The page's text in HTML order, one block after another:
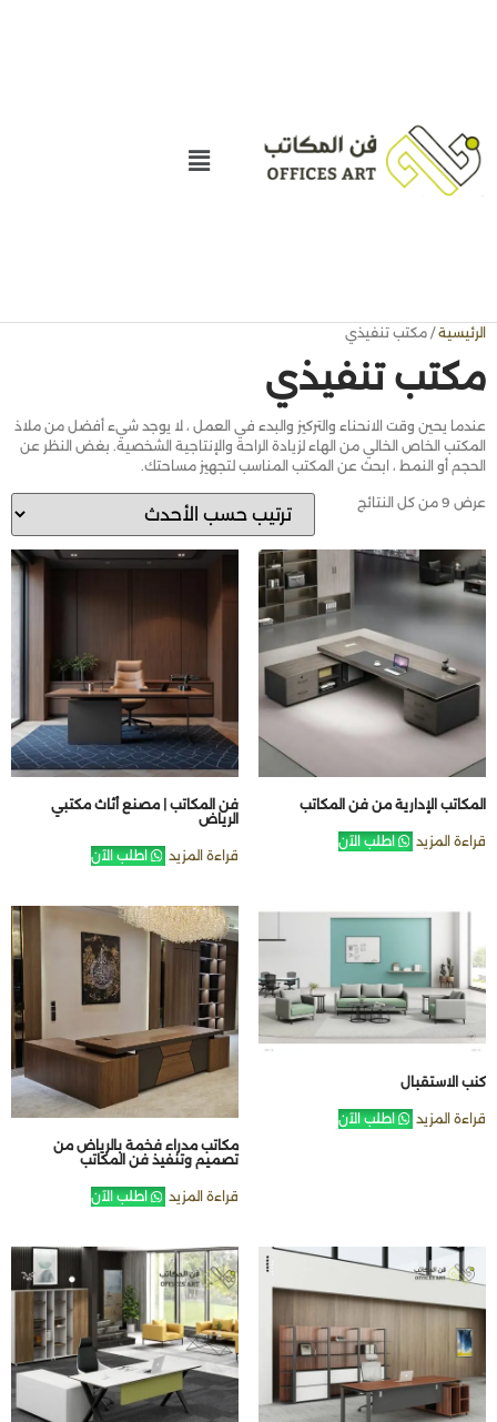
الرئيسية/ مكتب تنفيذي
مكتب تنفيذي
عندما يحين وقت الانحناء والتركيز والبدء في العمل ، لا يوجد شيء أفضل من ملاذ
المكتب الخاص الخالي من الهاء لزيادة الراحة والإنتاجية الشخصية. بغض النظر عن
الحجم أو النمط ، ابحث عن المكتب المناسب لتجهيز مساحتك.
عرض ⁦9⁩ من كل النتائج
المكاتب الإدارية من فن المكاتب
قراءة المزيد اطلب الآن
فن المكاتب | مصنع أثاث مكتبي
الرياض
قراءة المزيد اطلب الآن
كنب الاستقبال
قراءة المزيد
اطلب الآن
مكاتب مدراء فخمة بالرياض من
تصميم وتنفيذ فن المكاتب
قراءة المزيد اطلب الآن